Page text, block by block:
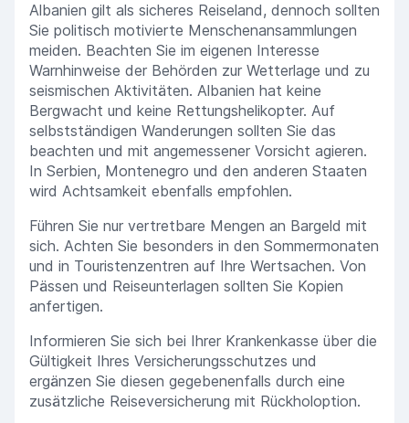
Albanien gilt als sicheres Reiseland, dennoch sollten
Sie politisch motivierte Menschenansammlungen
meiden. Beachten Sie im eigenen Interesse
Warnhinweise der Behörden zur Wetterlage und zu
seismischen Aktivitäten. Albanien hat keine
Bergwacht und keine Rettungshelikopter. Auf
selbstständigen Wanderungen sollten Sie das
beachten und mit angemessener Vorsicht agieren.
In Serbien, Montenegro und den anderen Staaten
wird Achtsamkeit ebenfalls empfohlen.
Führen Sie nur vertretbare Mengen an Bargeld mit
sich. Achten Sie besonders in den Sommermonaten
und in Touristenzentren auf Ihre Wertsachen. Von
Pässen und Reiseunterlagen sollten Sie Kopien
anfertigen.
Informieren Sie sich bei Ihrer Krankenkasse über die
Gültigkeit Ihres Versicherungsschutzes und
ergänzen Sie diesen gegebenenfalls durch eine
zusätzliche Reiseversicherung mit Rückholoption.